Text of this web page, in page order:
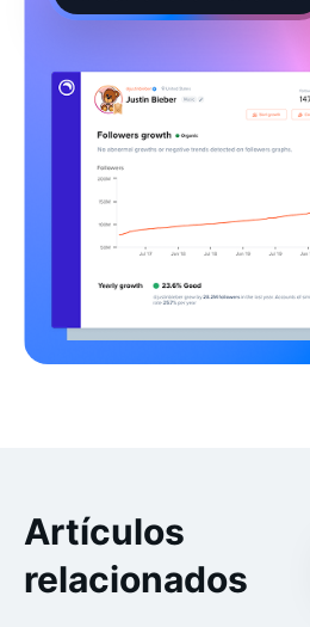
Artículos
relacionados